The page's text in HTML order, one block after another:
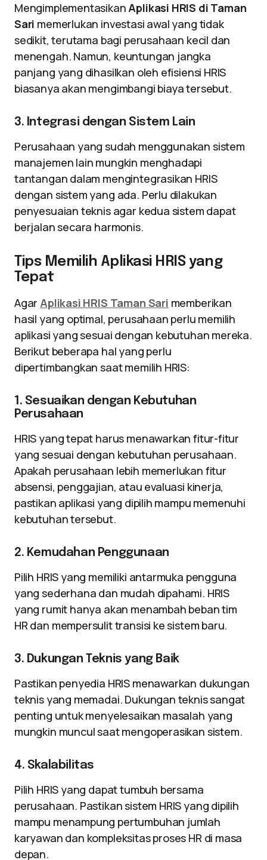
MengimplementasikanAplikasi HRIS di Taman
Sari memerlukan investasi awal yang tidak
sedikit, terutama bagi perusahaan kecil dan
menengah. Namun, keuntungan jangka
panjang yang dihasilkan oleh efisiensi HRIS
biasanya akan mengimbangi biaya tersebut.
3. Integrasi dengan Sistem Lain
Perusahaan yang sudah menggunakan sistem
manajemen lain mungkin menghadapi
tantangan dalam mengintegrasikan HRIS
dengan sistem yang ada. Perlu dilakukan
penyesuaian teknis agar kedua sistem dapat
berjalan secara harmonis.
Tips Memilih Aplikasi HRIS yang
Tepat
Agar Aplikasi HRIS Taman Sari memberikan
hasil yang optimal, perusahaan perlu memilih
aplikasi yang sesuai dengan kebutuhan mereka.
Berikut beberapa hal yang perlu
dipertimbangkan saat memilih HRIS:
1. Sesuaikan dengan Kebutuhan
Perusahaan
HRIS yang tepat harus menawarkan fitur-fitur
yang sesuai dengan kebutuhan perusahaan.
Apakah perusahaan lebih memerlukan fitur
absensi, penggajian, atau evaluasi kinerja,
pastikan aplikasi yang dipilih mampu memenuhi
kebutuhan tersebut.
2. Kemudahan Penggunaan
Pilih HRIS yang memiliki antarmuka pengguna
yang sederhana dan mudah dipahami. HRIS
yang rumit hanya akan menambah beban tim
HR dan mempersulit transisi ke sistem baru.
3. Dukungan Teknis yang Baik
Pastikan penyedia HRIS menawarkan dukungan
teknis yang memadai. Dukungan teknis sangat
penting untuk menyelesaikan masalah yang
mungkin muncul saat mengoperasikan sistem.
4. Skalabilitas
Pilih HRIS yang dapat tumbuh bersama
perusahaan. Pastikan sistem HRIS yang dipilih
mampu menampung pertumbuhan jumlah
karyawan dan kompleksitas proses HR di masa
depan.